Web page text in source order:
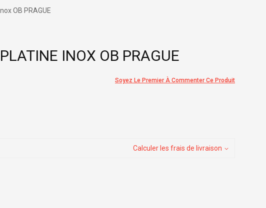
OB PRAGUE
INOX OB PRAGUE
Soyez Le Premier À Commenter Ce Produit
Calculer les frais de livraison